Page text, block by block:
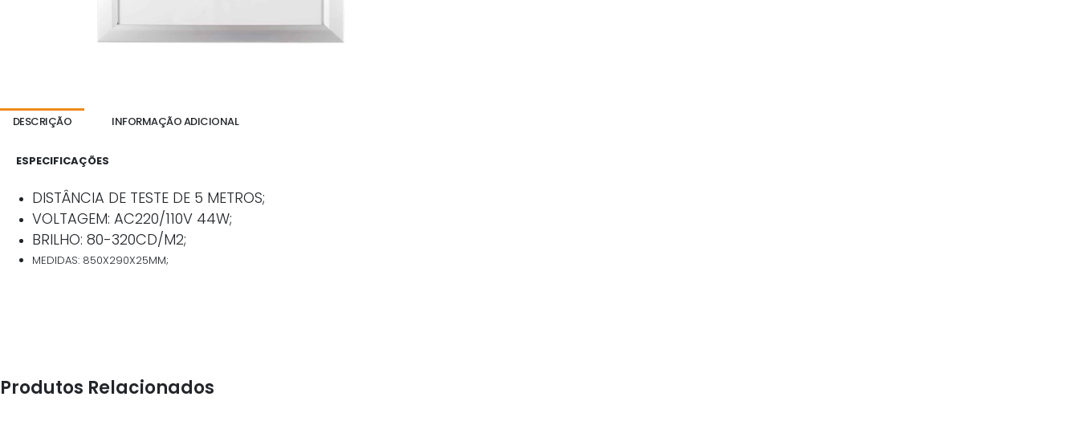
DESCRIÇÃO INFORMAÇÃO ADICIONAL
ESPECIFICAÇÕES
DISTÂNCIA DE TESTE DE 5 METROS;
VOLTAGEM: AC220/110V 44W;
BRILHO: 80-320CD/M2;
MEDIDAS: 850X290X25MM;
Produtos Relacionados